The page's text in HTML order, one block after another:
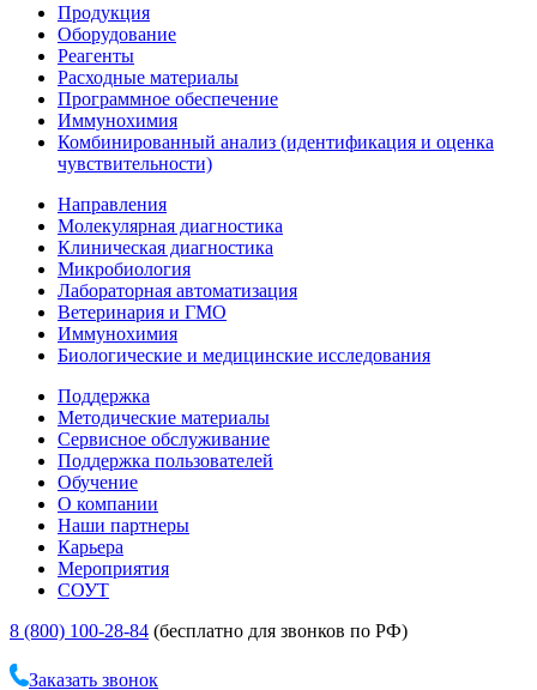
Продукция
Оборудование
Реагенты
Расходные материалы
Программное обеспечение
Иммунохимия
Комбинированный анализ (идентификация и оценка
чувствительности)
Направления
Молекулярная диагностика
Клиническая диагностика
Микробиология
Лабораторная автоматизация
Ветеринария и ГМО
Иммунохимия
Биологические и медицинские исследования
Поддержка
Методические материалы
Сервисное обслуживание
Поддержка пользователей
Обучение
О компании
Наши партнеры
Карьера
Мероприятия
СОУТ
8 (800) 100-28-84 (бесплатно для звонков по РФ)
Заказать звонок